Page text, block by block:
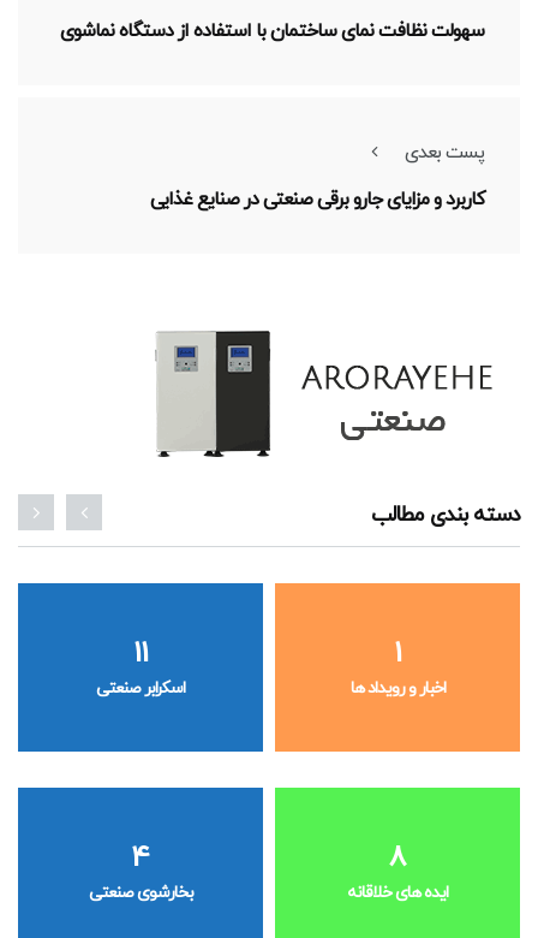
سهولت نظافت نمای ساختمان با استفاده از دستگاه نماشوی
پست بعدی
کاربرد و مزایای جارو برقی صنعتی در صنایع غذایی
دسته بندی مطالب
1
اخبار و رویداد ها
11
اسکرابر صنعتی
8
ایده های خلاقانه
4
بخارشوی صنعتی